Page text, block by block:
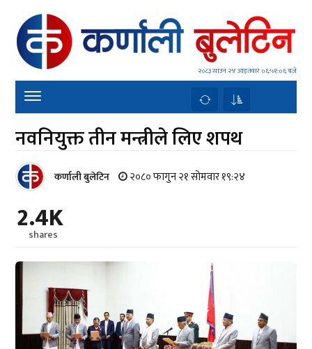
२०८३ साउन २४ आइतवार०६:५१:०६ बजे
नवनियुक्त तीन मन्त्रीले लिए शपथ
कर्णाली बुलेटिन २०८० फागुन २१ सोमवार १९:२४
2.4K
shares